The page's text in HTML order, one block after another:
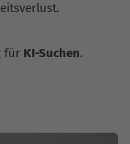
für KI-Suchen.